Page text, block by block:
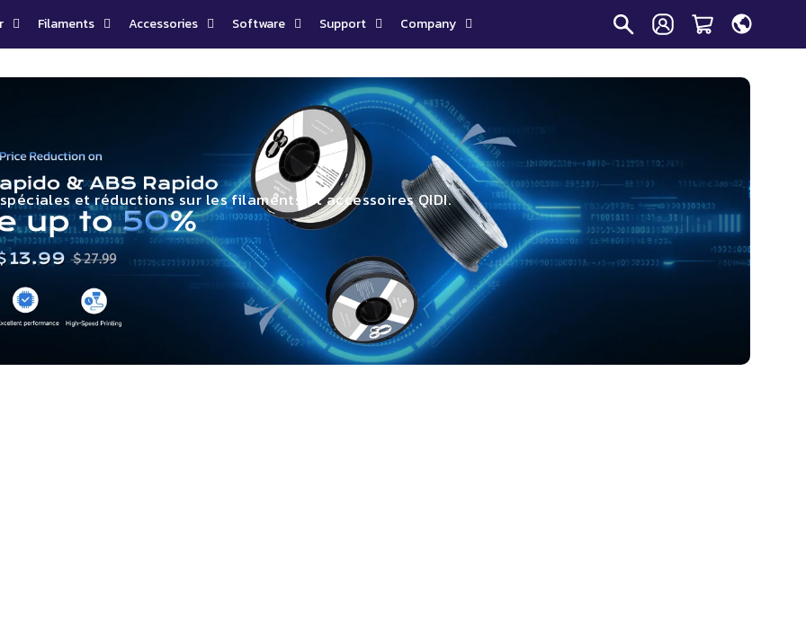
Filaments Accessories Software Support Company
et réductions sur les filaments et accessoires QIDI.